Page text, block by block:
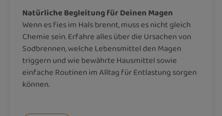
Natürliche Begleitung für Deinen Magen
Wenn es fies im Hals brennt, muss es nicht gleich
Chemie sein. Erfahre alles über die Ursachen von
Sodbrennen, welche Lebensmittel den Magen
triggern und wie bewährte Hausmittel sowie
einfache Routinen im Alltag für Entlastung sorgen
können.